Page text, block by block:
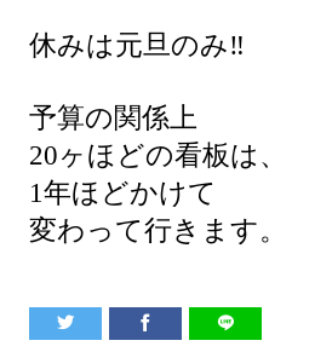
休みは元旦のみ‼️
予算の関係上
20ヶほどの看板は、
1年ほどかけて
変わって行きます。